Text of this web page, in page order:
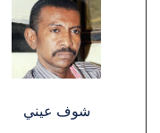
شوف عيني